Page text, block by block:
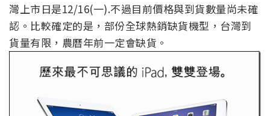
灣上市日是12/16(一).不過目前價格與到貨數量尚未確
認。比較確定的是，部份全球熱銷缺貨機型，台灣到
貨量有限，農曆年前一定會缺貨。